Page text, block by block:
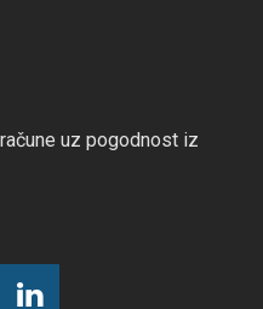
uz pogodnost iz